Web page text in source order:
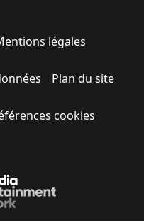
légales
Plan du site
cookies